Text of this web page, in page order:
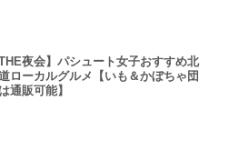
THE夜会】パシュート女子おすすめ北
ローカルグルメ【いも＆かぼちゃ団
通販可能】